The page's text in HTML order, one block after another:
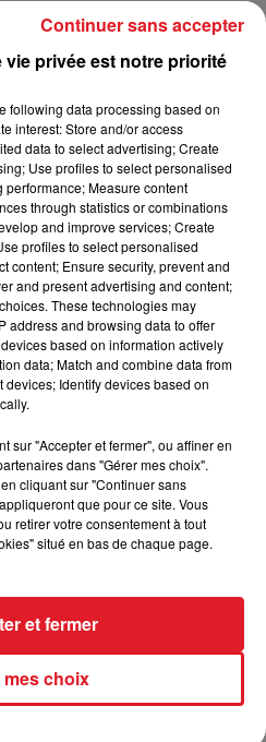
La Voix du Nord, la procureure
« est un danger pour la
faite puisque le
POUR HOMICIDE
APRÈS LA...
le logement servait
vie privée est notre priorité
following data processing based on
interest: Store and/or access
data to select advertising; Create
Use profiles to select personalised
Measure content
through statistics or combinations
and improve services; Create
profiles to select personalised
content; Ensure security, prevent and
and present advertising and content;
These technologies may
address and browsing data to offer
based on information actively
data; Match and combine data from
Identify devices based on
sur "Accepter et fermer", ou affiner en
dans "Gérer mes choix".
cliquant sur "Continuer sans
que pour ce site. Vous
retirer votre consentement à tout
situé en bas de chaque page.
mes choix
et fermer
Continuer sans accepter